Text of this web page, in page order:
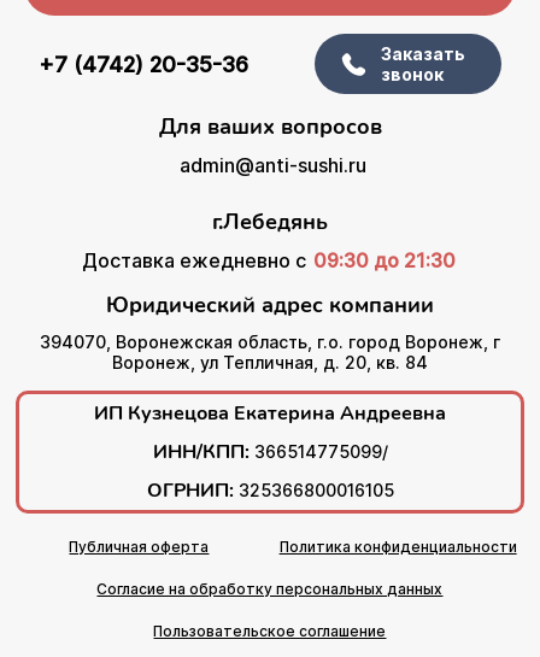
+7 (4742) 20-35-36
Заказать
звонок
Для ваших вопросов
admin@anti-sushi.ru
г.Лебедянь
Доставка ежедневно с 09:30 до 21:30
Юридический адрес компании
394070, Воронежская область, г.о. город Воронеж, г
Воронеж, ул Тепличная, д. 20, кв. 84
ИП Кузнецова Екатерина Андреевна
ИНН/КПП: 366514775099/
ОГРНИП: 325366800016105
Публичная оферта Политика конфиденциальности
Согласие на обработку персональных данных
Пользовательское соглашение